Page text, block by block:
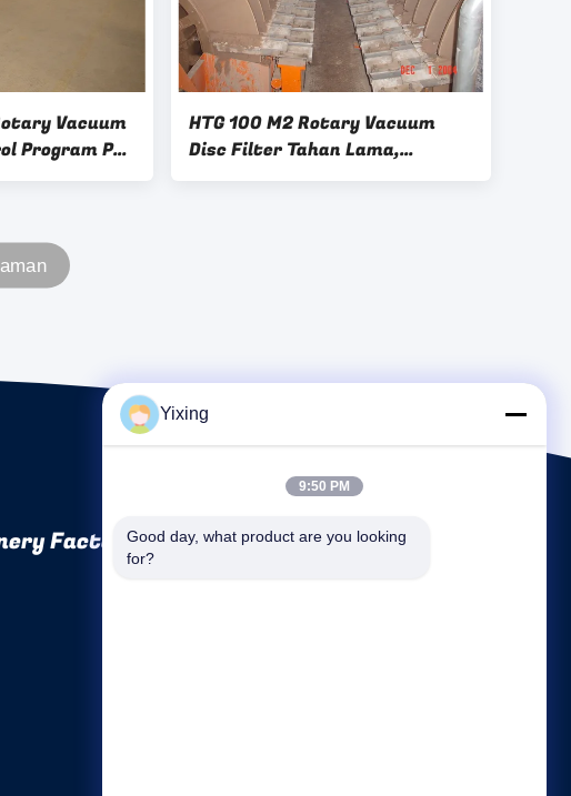
Vacuum
Program PLC
HTG 100 M2 Rotary Vacuum
Disc Filter Tahan Lama,
Pemisahan Cairan
Factory Co., Ltd
Yixing
9:50 PM
Good day, what product are you looking
for?